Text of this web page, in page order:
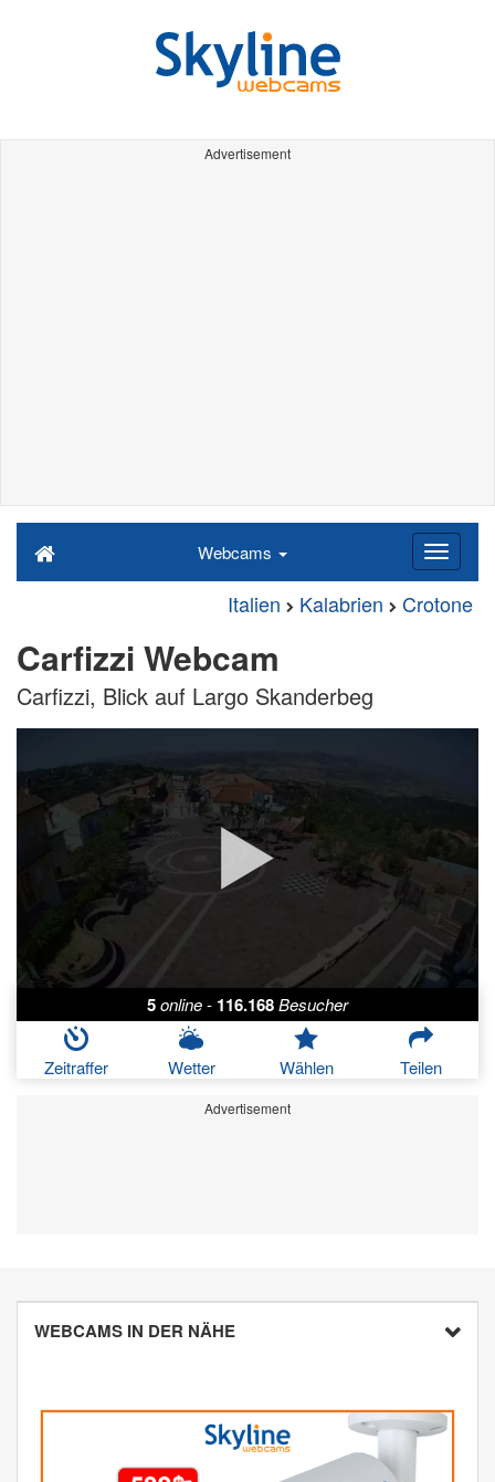
Advertisement
Webcams
Italien Kalabrien Crotone
Carfizzi Webcam
Carfizzi, Blick auf Largo Skanderbeg
5online- 116.168Besucher
Zeitraffer Wetter Wählen Teilen
Advertisement
WEBCAMS IN DER NÄHE